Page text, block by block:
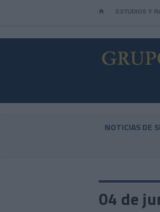
⌂ ESTUDIOS Y
NOTICIAS DE
04 de